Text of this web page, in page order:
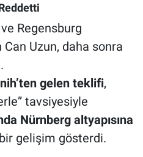
Regensburg
Can Uzun, daha sonra
gelen teklifi,
tavsiyesiyle
Nürnberg altyapısına
gelişim gösterdi.